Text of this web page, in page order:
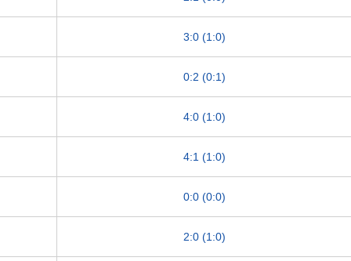
3:0 (1:0)
0:2 (0:1)
4:0 (1:0)
4:1 (1:0)
0:0 (0:0)
2:0 (1:0)